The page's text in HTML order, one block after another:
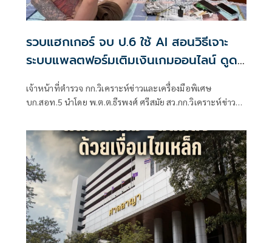
รวบแฮกเกอร์ จบ ป.6 ใช้ AI สอนวิธีเจาะ
ระบบแพลตฟอร์มเติมเงินเกมออนไลน์ ดูด
เงิน 2 แสน พบมี 5 หมายจับ
เจ้าหน้าที่ตำรวจ กก.วิเคราะห์ข่าวและเครื่องมือพิเศษ
บก.สอท.5 นำโดย พ.ต.ต.ธีรพงศ์ ศรีสมัย สว.กก.วิเคราะห์ข่าว
ตำรวจ บก.สส.ภ.8 นำหมายค้นศาลจังหวัดภูเก็ตที่ 175/2569 ลง
15 ก.ค.69